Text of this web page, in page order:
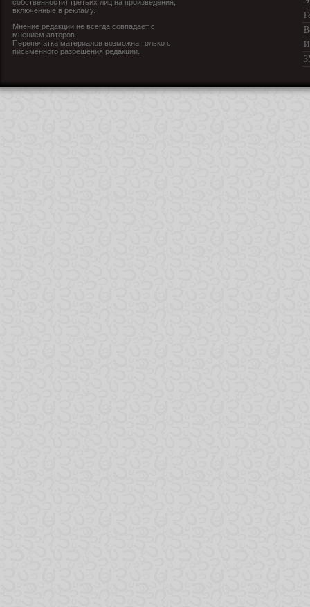
собственности) третьих лиц на произведения,
включенные в рекламу.
Мнение редакции не всегда совпадает с
мнением авторов.
Перепечатка материалов возможна только с
письменного разрешения редакции.